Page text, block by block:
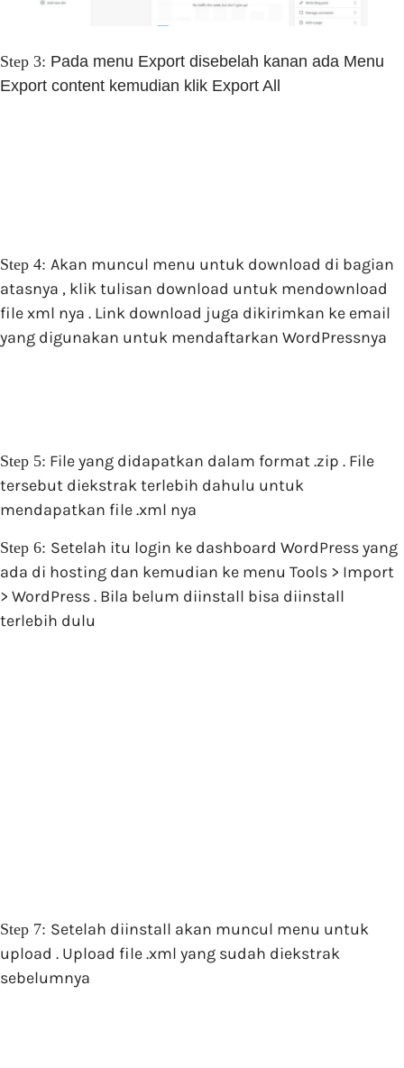
Step 3: Pada menu Export disebelah kanan ada Menu
Export content kemudian klik Export All
Step 4: Akan muncul menu untuk download di bagian
atasnya , klik tulisan download untuk mendownload
file xml nya . Link download juga dikirimkan ke email
yang digunakan untuk mendaftarkan WordPressnya
Step 5: File yang didapatkan dalam format .zip . File
tersebut diekstrak terlebih dahulu untuk
mendapatkan file .xml nya
Step 6: Setelah itu login ke dashboard WordPress yang
ada di hosting dan kemudian ke menu Tools > Import
> WordPress . Bila belum diinstall bisa diinstall
terlebih dulu
Step 7: Setelah diinstall akan muncul menu untuk
upload . Upload file .xml yang sudah diekstrak
sebelumnya